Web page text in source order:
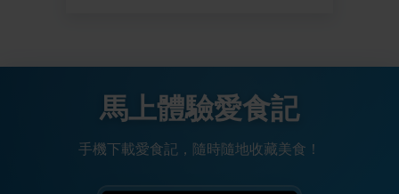
馬上體驗愛食記
手機下載愛食記，隨時隨地收藏美食！